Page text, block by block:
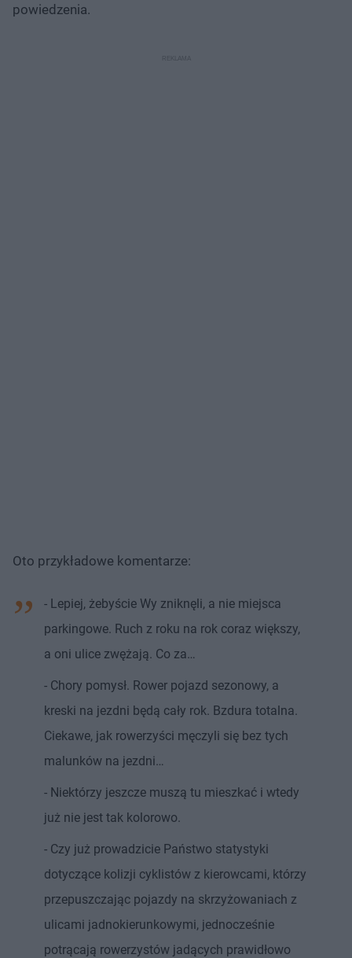
powiedzenia.
Oto przykładowe komentarze:
- Lepiej, żebyście Wy zniknęli, a nie miejsca
parkingowe. Ruch z roku na rok coraz większy,
a oni ulice zwężają. Co za…
- Chory pomysł. Rower pojazd sezonowy, a
kreski na jezdni będą cały rok. Bzdura totalna.
Ciekawe, jak rowerzyści męczyli się bez tych
malunków na jezdni…
- Niektórzy jeszcze muszą tu mieszkać i wtedy
już nie jest tak kolorowo.
- Czy już prowadzicie Państwo statystyki
dotyczące kolizji cyklistów z kierowcami, którzy
przepuszczając pojazdy na skrzyżowaniach z
ulicami jadnokierunkowymi, jednocześnie
potrącają rowerzystów jadących prawidłowo